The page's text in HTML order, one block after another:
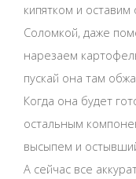
кипятком и оставим
Соломкой, даже
нарезаем
пускай она там
Когда она будет
остальным
высыпем и
А сейчас все